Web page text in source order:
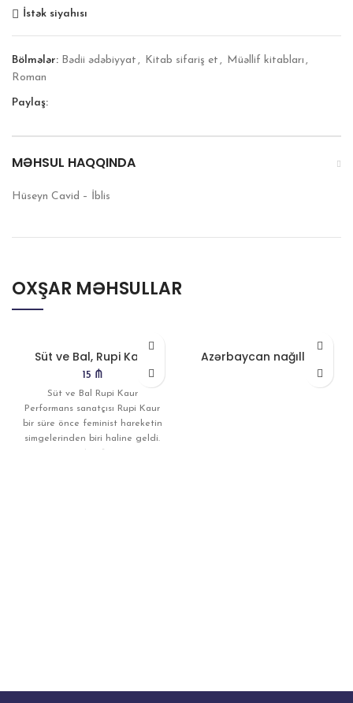
İstək siyahısı
Bölmələr: Bədii ədəbiyyat , Kitab sifariş et , Müəllif kitabları ,
Roman
Paylaş:
MƏHSUL HAQQINDA
Hüseyn Cavid – İblis
OXŞAR MƏHSULLAR
Süt ve Bal, Rupi Kaur
15 ₼
Süt ve Bal Rupi Kaur
Performans sanatçısı Rupi Kaur
bir süre önce feminist hareketin
simgelerinden biri haline geldi.
Azərbaycan nağılları